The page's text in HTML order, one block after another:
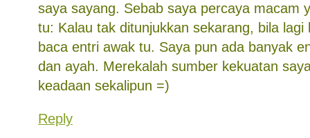
saya sayang. Sebab saya percaya macam
tu: Kalau tak ditunjukkan sekarang, bila lagi
baca entri awak tu. Saya pun ada banyak
dan ayah. Merekalah sumber kekuatan
keadaan sekalipun =)
Reply